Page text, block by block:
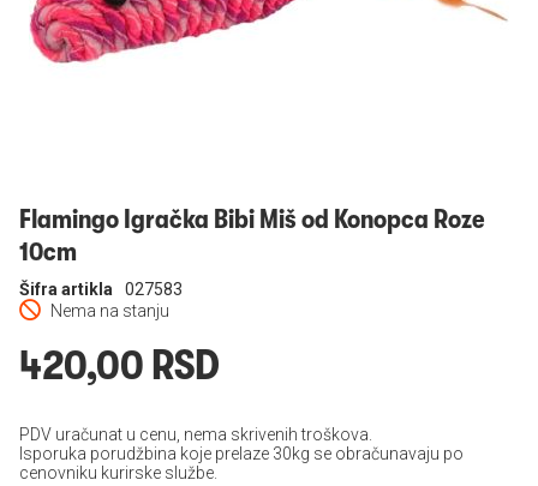
Flamingo Igračka Bibi Miš od Konopca Roze
10cm
Nema na stanju
Šifra artikla 027583
420,00 RSD
PDV uračunat u cenu, nema skrivenih troškova.
Isporuka porudžbina koje prelaze 30kg se obračunavaju po
cenovniku kurirske službe.